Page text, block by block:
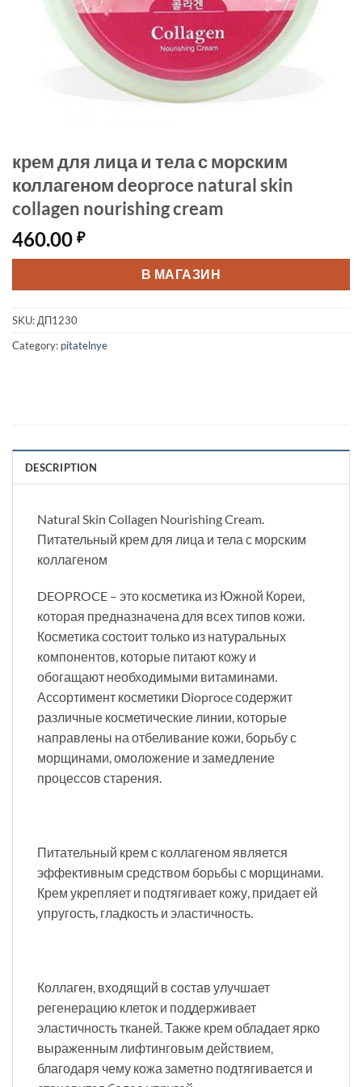
крем для лица и тела с морским
коллагеном deoproce natural skin
collagen nourishing cream
460.00 ₽
В МАГАЗИН
SKU: ДП1230
Category: pitatelnye
DESCRIPTION
Natural Skin Collagen Nourishing Cream.
Питательный крем для лица и тела с морским
коллагеном
DEOPROCE – это косметика из Южной Кореи,
которая предназначена для всех типов кожи.
Косметика состоит только из натуральных
компонентов, которые питают кожу и
обогащают необходимыми витаминами.
Ассортимент косметики Dioproce содержит
различные косметические линии, которые
направлены на отбеливание кожи, борьбу с
морщинами, омоложение и замедление
процессов старения.
Питательный крем с коллагеном является
эффективным средством борьбы с морщинами.
Крем укрепляет и подтягивает кожу, придает ей
упругость, гладкость и эластичность.
Коллаген, входящий в состав улучшает
регенерацию клеток и поддерживает
эластичность тканей. Также крем обладает ярко
выраженным лифтинговым действием,
благодаря чему кожа заметно подтягивается и